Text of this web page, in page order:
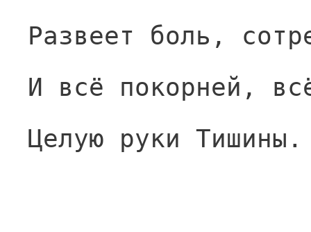
Развеет боль,
И всё покорней,
Целую руки Тишины.